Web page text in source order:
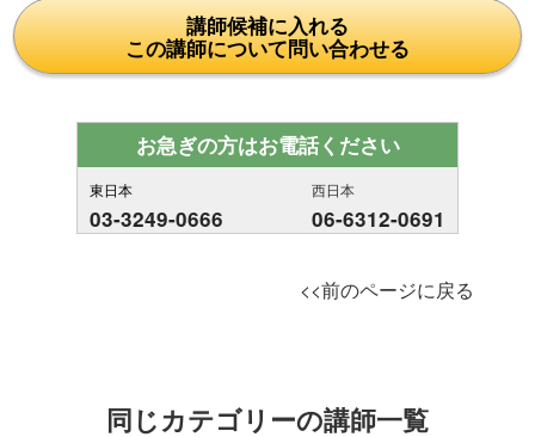
講師候補に入れる
この講師について問い合わせる
お急ぎの方はお電話ください
東日本
03-3249-0666
西日本
06-6312-0691
<<前のページに戻る
同じカテゴリーの講師一覧